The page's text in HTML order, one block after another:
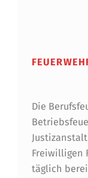
M
N
D
E
Die
Freiwilligen
täglich